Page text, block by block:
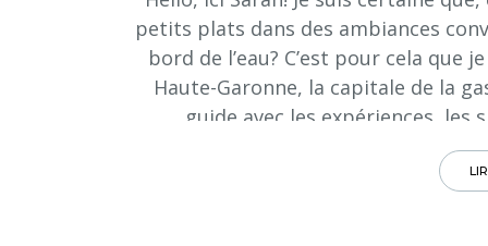
petits plats dans des ambiances
bord de l’eau? C’est pour cela que
Haute-Garonne, la capitale de la
guide avec les expériences,